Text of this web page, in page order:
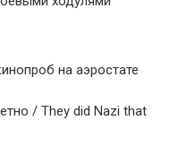
на аэростате
/ They did Nazi that